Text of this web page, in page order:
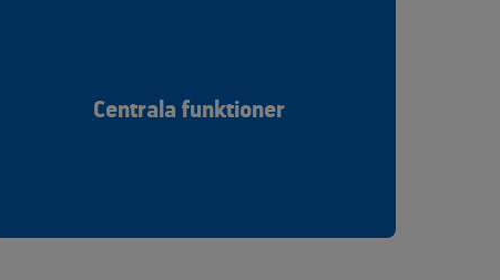
Centrala funktioner